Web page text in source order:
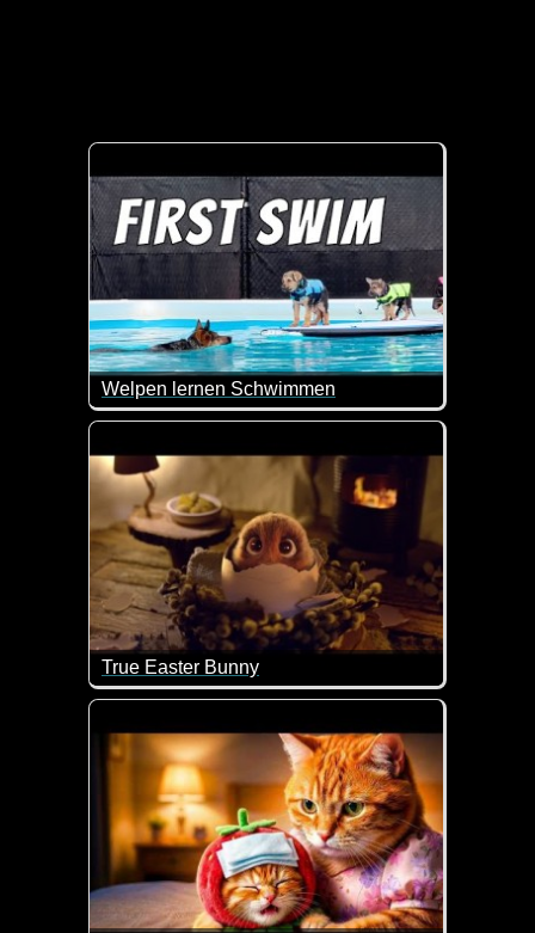
Welpen lernen Schwimmen
Wenn das nicht goldig ist wie die Welpen das
True Easter Bunny
Diese Video ist wirklich zu herzig und passt für